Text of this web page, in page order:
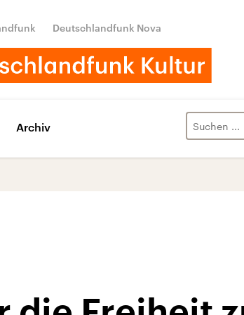
Deutschlandfunk Nova
Archiv